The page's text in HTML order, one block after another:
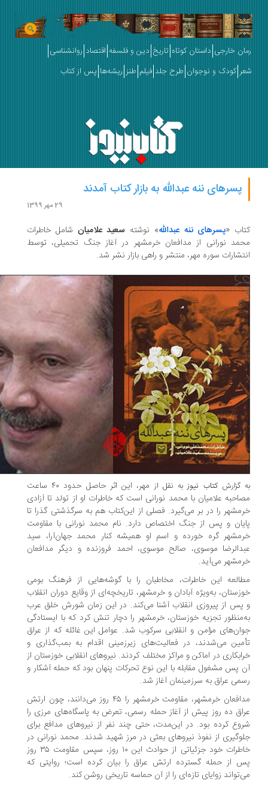
خارجی داستان کوتاه تاریخ دین و فلسفه اقتصاد روانشناسی
کودک و نوجوان طرح جلد فیلم طنز ریشه‌ها پس از کتاب
پسرهای ننه عبدالله به بازار کتاب آمدند
«پسرهای ننه عبدالله » نوشتهسعید علامیانشامل خاطرات
نورانی از مدافعان خرمشهر در آغاز جنگ تحمیلی، توسط
سوره مهر، منتشر و راهی بازار نشر شد.
گزارش کتاب نیوز به نقل از
مهر، این اثر حاصل حدود ۴۰ ساعت
علامیان با محمد نورانی است که خاطرات او از تولد تا آزادی
را در بر می‌گیرد. فصلی از این‌کتاب هم به سرگذشتی گذرا تا
و پس از جنگ اختصاص دارد. نام محمد نورانی با مقاومت
گره خورده و اسم او همیشه کنار محمد جهان‌آرا، سید
موسوی، صالح موسوی، احمد فروزنده و دیگر مدافعان
می‌آید.
این خاطرات، مخاطبان را با گوشه‌هایی از فرهنگ بومی
به‌ویژه آبادان و خرمشهر، تاریخچه‌ای از وقایع دوران انقلاب
از پیروزی انقلاب آشنا می‌کند. در این زمان شورش خلق عرب
تجزیه خوزستان، خرمشهر را دچار تنش کرد که با ایستادگی
مؤمن و انقلابی سرکوب شد. عوامل این غائله که از عراق
می‌شدند، در فعالیت‌های زیرزمینی اقدام به بمب‌گذاری و
در اماکن و مراکز مختلف کردند. نیروهای انقلابی خوزستان از
پس مشغول مقابله با این نوع تحرکات پنهان بود که حمله آشکار و
عراق به سرزمینمان آغاز شد.
مدافعان خرمشهر، مقاومت خرمشهر را ۴۵ روز می‌دانند، چون ارتش
ده روز پیش از آغاز حمله رسمی، تعرض به پاسگاه‌های مرزی را
کرده بود. در این‌مدت، حتی چند نفر از نیروهای مدافع برای
از نفوذ نیروهای بعثی در مرز شهید شدند. محمد نورانی در
خاطرات خود جزئیاتی از حوادث این ۱۰ روز، سپس مقاومت ۳۵ روز
از حمله گسترده ارتش عراق را بیان کرده است؛ روایتی که
زوایای تازه‌ای را از آن حماسه تاریخی روشن کند.